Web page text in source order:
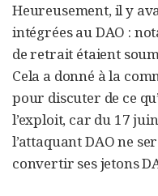
Heureusement, il y
intégrées au DAO :
de retrait étaient
Cela a donné à la
pour discuter de ce
l’exploit, car du 17
l’attaquant DAO ne
convertir ses jetons